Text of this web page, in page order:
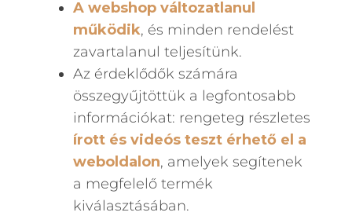
A webshop változatlanul
működik, és minden rendelést
zavartalanul teljesítünk.
Az érdeklődők számára
összegyűjtöttük a legfontosabb
információkat: rengeteg részletes
írott és videós teszt érhető el a
weboldalon, amelyek segítenek
a megfelelő termék
kiválasztásában.